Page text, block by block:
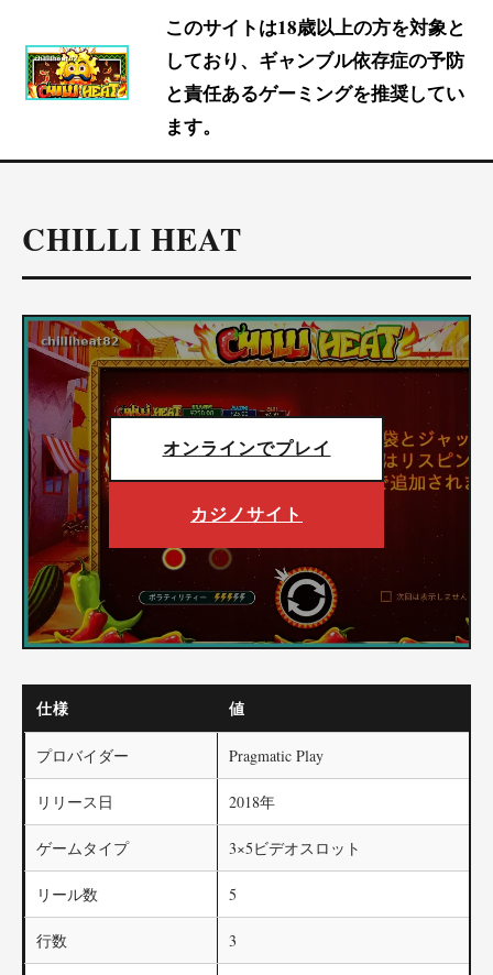
このサイトは18歳以上の方を対象と
しており、ギャンブル依存症の予防
と責任あるゲーミングを推奨してい
ます。
CHILLI HEAT
オンラインでプレイ
カジノサイト
仕様 値
プロバイダー Pragmatic Play
リリース日 2018年
ゲームタイプ 3×5ビデオスロット
リール数 5
行数 3